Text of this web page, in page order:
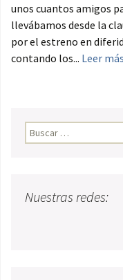
unos cuantos amigos
llevábamos desde la
por el estreno en
contando los... Leer más
Buscar:
Nuestras redes: